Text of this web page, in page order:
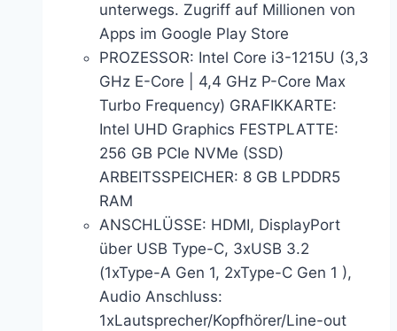
unterwegs. Zugriff auf Millionen von
Apps im Google Play Store
PROZESSOR: Intel Core i3-1215U (3,3
GHz E-Core | 4,4 GHz P-Core Max
Turbo Frequency) GRAFIKKARTE:
Intel UHD Graphics FESTPLATTE:
256 GB PCIe NVMe (SSD)
ARBEITSSPEICHER: 8 GB LPDDR5
RAM
ANSCHLÜSSE: HDMI, DisplayPort
über USB Type-C, 3xUSB 3.2
(1xType-A Gen 1, 2xType-C Gen 1 ),
Audio Anschluss:
1xLautsprecher/Kopfhörer/Line-out